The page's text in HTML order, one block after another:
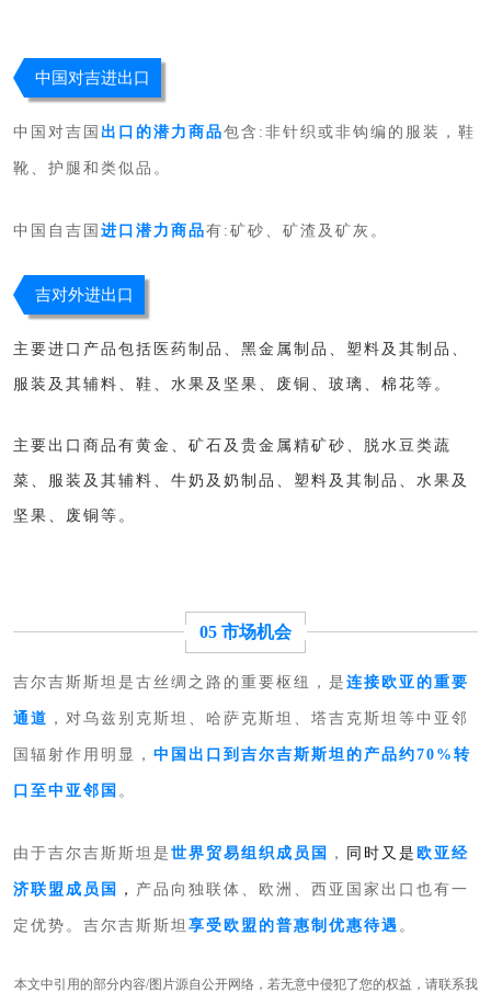
中国对吉进出口
中国对吉国 出口的潜力商品包含:非针织或非钩编的服装，鞋
靴、护腿和类似品。
中国自吉国 进口潜力商品有:矿砂、矿渣及矿灰。
吉对外进出口
主要进口产品包括医药制品、黑金属制品、塑料及其制品、
服装及其辅料、鞋、水果及坚果、废铜、玻璃、棉花等。
主要出口商品有黄金、矿石及贵金属精矿砂、脱水豆类蔬
菜、服装及其辅料、牛奶及奶制品、塑料及其制品、水果及
坚果、废铜等。
05 市场机会
吉尔吉斯斯坦是古丝绸之路的重要枢纽，是 连接欧亚的重要
通道 ， 对乌兹别克斯坦、哈萨克斯坦、塔吉克斯坦等中亚邻
国辐射作用明显， 中国出口到吉尔吉斯斯坦的产品约70%转
口至中亚邻国 。
由于吉尔吉斯斯坦是 世界贸易组织成员国 ， 同时又是 欧亚经
济联盟成员国 ， 产品向独联体、欧洲、西亚国家出口也有一
定优势。吉尔吉斯斯坦 享受欧盟的普惠制优惠待遇 。
本文中引用的部分内容/图片源自公开网络，若无意中侵犯了您的权益，请联系我